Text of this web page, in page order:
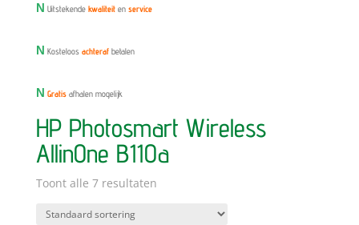
N Uitstekendekwaliteiten service
N Kosteloos achteraf betalen
N Gratis afhalen mogelijk
HP Photosmart Wireless
AllinOne B110a
Toont alle 7 resultaten